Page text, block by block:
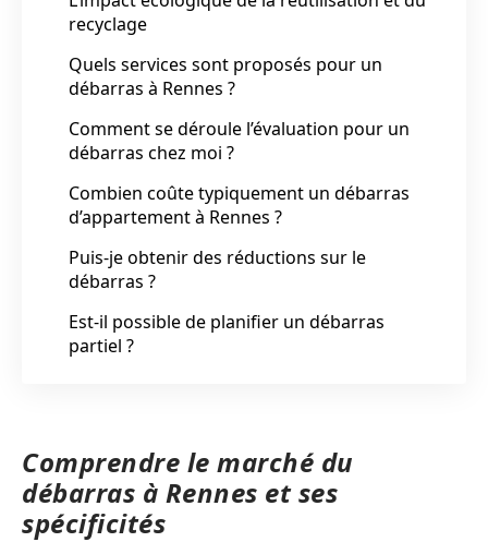
recyclage
Quels services sont proposés pour un
débarras à Rennes ?
Comment se déroule l’évaluation pour un
débarras chez moi ?
Combien coûte typiquement un débarras
d’appartement à Rennes ?
Puis-je obtenir des réductions sur le
débarras ?
Est-il possible de planifier un débarras
partiel ?
Comprendre le marché du
débarras à Rennes et ses
spécificités